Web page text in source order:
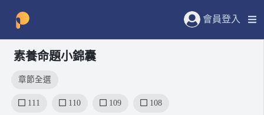
會員登入
素養命題小錦囊
章節全選
111 110 109 108